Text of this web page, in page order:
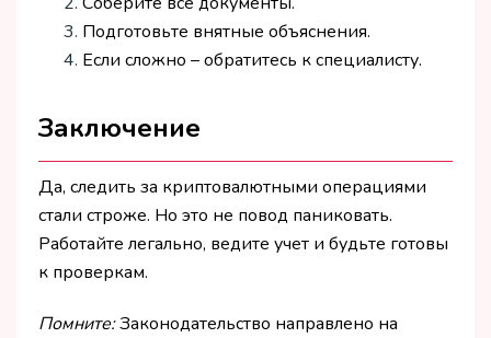
Подготовьте внятные объяснения.
Если сложно – обратитесь к специалисту.
Заключение
Да, следить за криптовалютными операциями
стали строже. Но это не повод паниковать.
Работайте легально, ведите учет и будьте готовы
к проверкам.
Помните:Законодательство направлено на